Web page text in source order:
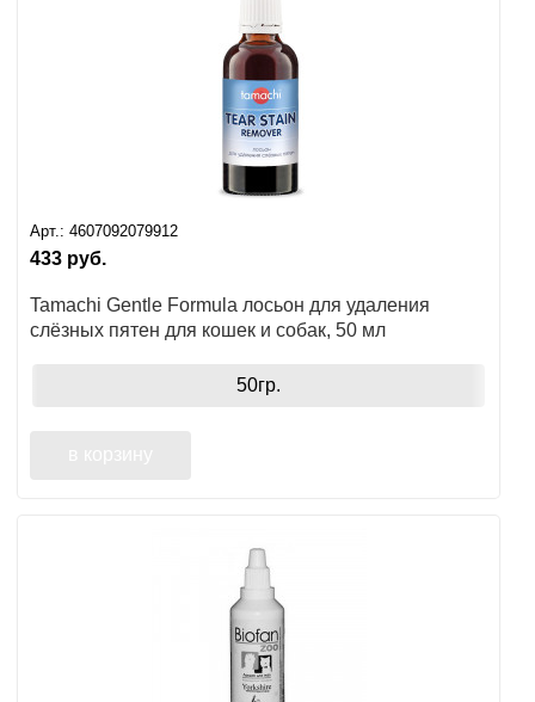
Арт.: 4607092079912
433 руб.
Tamachi Gentle Formula лосьон для удаления
слёзных пятен для кошек и собак, 50 мл
50гр.